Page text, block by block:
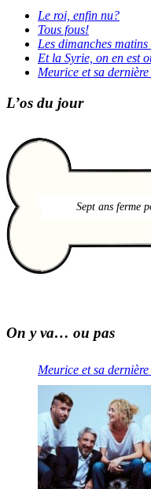
Le roi, enfin nu?
Tous fous!
Les dimanches
Et la Syrie, on en est
Meurice et sa
L’os du jour
Sept ans ferme
On y va… ou pas
Meurice et sa